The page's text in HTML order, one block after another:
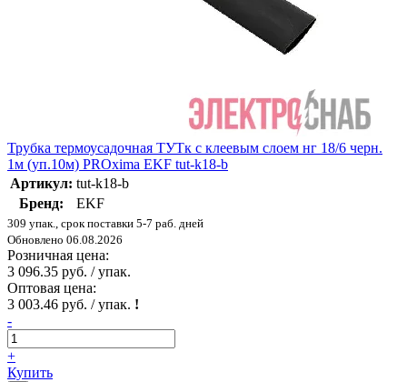
Трубка термоусадочная ТУТк с клеевым слоем нг 18/6 черн.
1м (уп.10м) PROxima EKF tut-k18-b
Артикул: tut-k18-b
Бренд:
EKF
309 упак., срок поставки 5-7 раб. дней
Обновлено 06.08.2026
Розничная цена:
3 096.35 руб. / упак.
Оптовая цена:
3 003.46 руб. / упак. !
-
+
Купить